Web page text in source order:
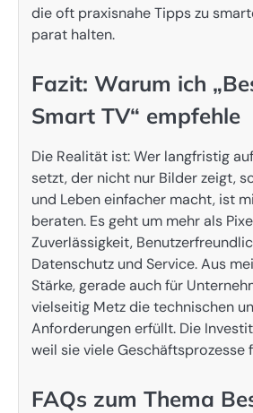
die oft praxisnahe Tipps zu
parat halten.
Fazit: Warum ich
Smart TV“ empfehle
Die Realität ist: Wer langfristig
setzt, der nicht nur Bilder zeigt,
und Leben einfacher macht, ist
beraten. Es geht um mehr als
Zuverlässigkeit,
Datenschutz und Service. Aus
Stärke, gerade auch für
vielseitig Metz die technischen
Anforderungen erfüllt. Die
weil sie viele Geschäftsprozesse
FAQs zum Thema